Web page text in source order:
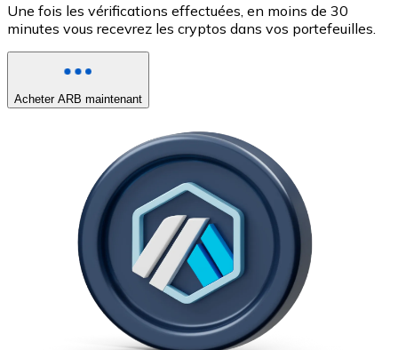
Une fois les vérifications effectuées, en moins de 30
minutes vous recevrez les cryptos dans vos portefeuilles.
Acheter ARB maintenant